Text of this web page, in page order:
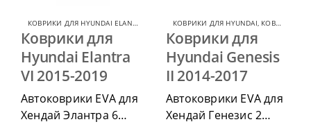
КОВРИКИ ДЛЯ HYUNDAI ELANTRA КОВРИКИ ДЛЯ HYUNDAI
Коврики для
Hyundai Elantra
VI 2015-2019
Автоковрики EVA для
Хендай Элантра 6
КОВРИКИ ДЛЯ HYUNDAI КОВРИКИ ДЛЯ HYUNDAI GENESIS
Коврики для
Hyundai Genesis
II 2014-2017
Автоковрики EVA для
Хендай Генезис 2